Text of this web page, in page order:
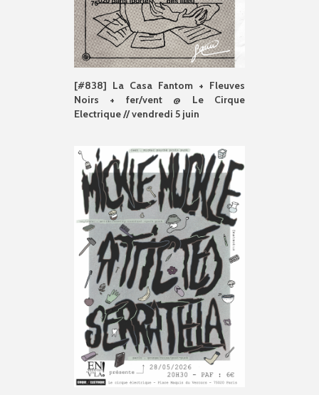
[#838] La Casa Fantom + Fleuves
Noirs + fer/vent @ Le Cirque
Electrique // vendredi 5 juin